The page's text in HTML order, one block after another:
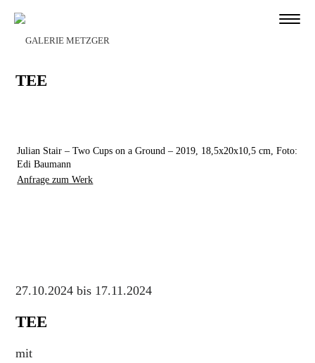
TEE
Julian Stair – Two Cups on a Ground – 2019, 18,5x20x10,5 cm, Foto:
Edi Baumann
Anfrage zum Werk
27.10.2024 bis 17.11.2024
TEE
mit